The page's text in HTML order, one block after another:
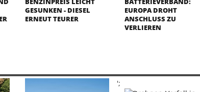
A
GESUNKEN - DIESEL
ERNEUT TEURER
EUROPA DROHT
ANSCHLUSS ZU
VERLIEREN
';